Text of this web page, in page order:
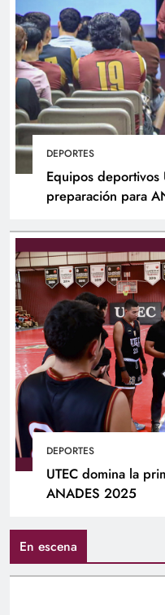
DEPORTES
Equipos deportivos
preparación para
DEPORTES
UTEC domina la
ANADES 2025
En escena